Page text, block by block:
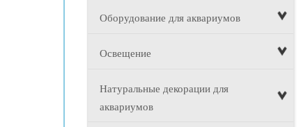
Оборудование для аквариумов
Освещение
Натуральные декорации для
аквариумов